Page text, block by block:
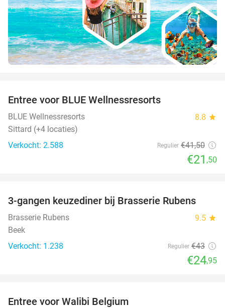
Entree voor BLUE Wellnessresorts
BLUE Wellnessresorts 8.8 star
Sittard (+4 locaties)
Verkocht: 2.588
Regulier €41,50
€21 ,50
42%
3-gangen keuzediner bij Brasserie Rubens
Brasserie Rubens 9.5 star
Beek
Verkocht: 1.238
Regulier €43
€24,95
Entree voor Walibi Belgium